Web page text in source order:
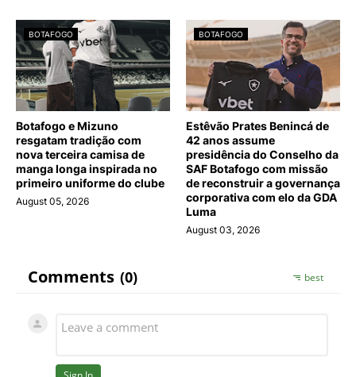
BOTAFOGO
Botafogo e Mizuno
resgatam tradição com
nova terceira camisa de
manga longa inspirada no
primeiro uniforme do clube
August 05, 2026
BOTAFOGO
Estêvão Prates Benincá de
42 anos assume
presidência do Conselho da
SAF Botafogo com missão
de reconstruir a governança
corporativa com elo da GDA
Luma
August 03, 2026